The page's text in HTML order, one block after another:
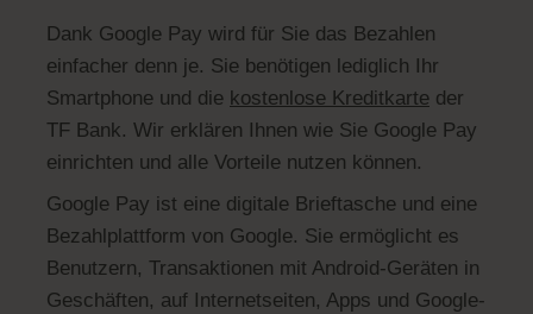
Dank Google Pay wird für Sie das Bezahlen
einfacher denn je. Sie benötigen lediglich Ihr
Smartphone und die kostenlose Kreditkarte der
TF Bank. Wir erklären Ihnen wie Sie Google Pay
einrichten und alle Vorteile nutzen können.
Google Pay ist eine digitale Brieftasche und eine
Bezahlplattform von Google. Sie ermöglicht es
Benutzern, Transaktionen mit Android-Geräten in
Geschäften, auf Internetseiten, Apps und Google-